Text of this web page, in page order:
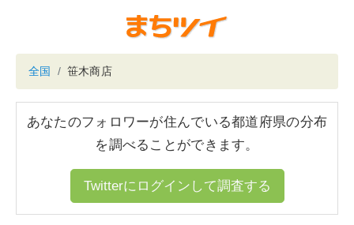
全国 笹木商店
あなたのフォロワーが住んでいる都道府県の分布
を調べることができます。
Twitterにログインして調査する